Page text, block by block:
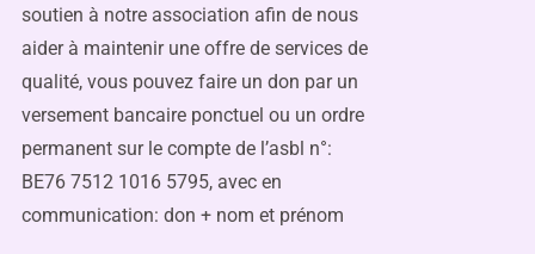
soutien à notre association afin de nous
aider à maintenir une offre de services de
qualité, vous pouvez faire un don par un
versement bancaire ponctuel ou un ordre
permanent sur le compte de l’asbl n°:
BE76 7512 1016 5795, avec en
communication: don + nom et prénom